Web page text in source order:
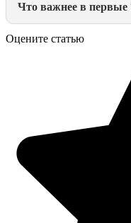
Что важнее в первые
Оцените статью